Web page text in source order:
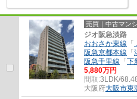
売買｜中古マン
ジオ阪急淡路
おおさか東線 「
阪急京都本線 「
阪急千里線 「 下
5,880万円
間取:3LDK/
大阪府大阪市東